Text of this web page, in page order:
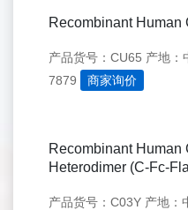
Recombinant Human
产品货号：CU65 产地：
7879
商家询价
Recombinant Human
Heterodimer (C-Fc-
产品货号：C03Y 产地：